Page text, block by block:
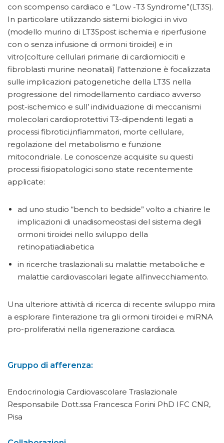
con scompenso cardiaco e “Low -T3 Syndrome”(LT3S).
In particolare utilizzando sistemi biologici in vivo
(modello murino di LT3Spost ischemia e riperfusione
con o senza infusione di ormoni tiroidei) e in
vitro(colture cellulari primarie di cardiomiociti e
fibroblasti murine neonatali) l’attenzione è focalizzata
sulle implicazioni patogenetiche della LT3S nella
progressione del rimodellamento cardiaco avverso
post-ischemico e sull’ individuazione di meccanismi
molecolari cardioprotettivi T3-dipendenti legati a
processi fibrotici,infiammatori, morte cellulare,
regolazione del metabolismo e funzione
mitocondriale. Le conoscenze acquisite su questi
processi fisiopatologici sono state recentemente
applicate:
ad uno studio “bench to bedside” volto a chiarire le
implicazioni di unadisomeostasi del sistema degli
ormoni tiroidei nello sviluppo della
retinopatiadiabetica
in ricerche traslazionali su malattie metaboliche e
malattie cardiovascolari legate all’invecchiamento.
Una ulteriore attività di ricerca di recente sviluppo mira
a esplorare l’interazione tra gli ormoni tiroidei e miRNA
pro-proliferativi nella rigenerazione cardiaca.
Gruppo di afferenza:
Endocrinologia Cardiovascolare Traslazionale
Responsabile Dott.ssa Francesca Forini PhD IFC CNR,
Pisa